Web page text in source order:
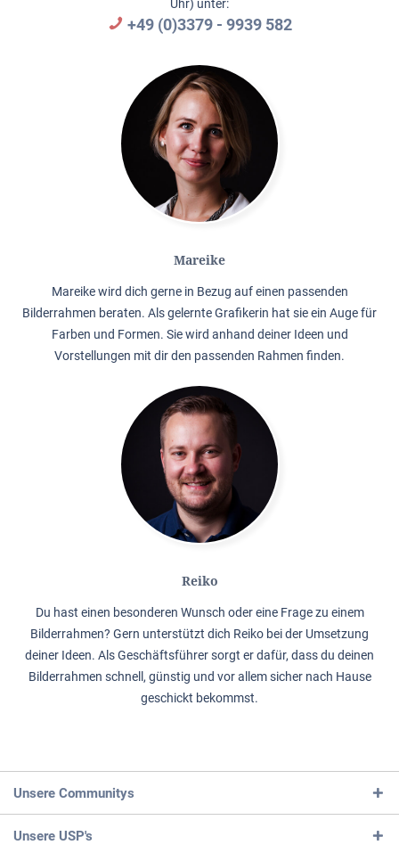
Uhr) unter:
+49 (0)3379 - 9939 582
Mareike
Mareike wird dich gerne in Bezug auf einen passenden
Bilderrahmen beraten. Als gelernte Grafikerin hat sie ein Auge für
Farben und Formen. Sie wird anhand deiner Ideen und
Vorstellungen mit dir den passenden Rahmen finden.
Reiko
Du hast einen besonderen Wunsch oder eine Frage zu einem
Bilderrahmen? Gern unterstützt dich Reiko bei der Umsetzung
deiner Ideen. Als Geschäftsführer sorgt er dafür, dass du deinen
Bilderrahmen schnell, günstig und vor allem sicher nach Hause
geschickt bekommst.
Unsere Communitys
Unsere USP's